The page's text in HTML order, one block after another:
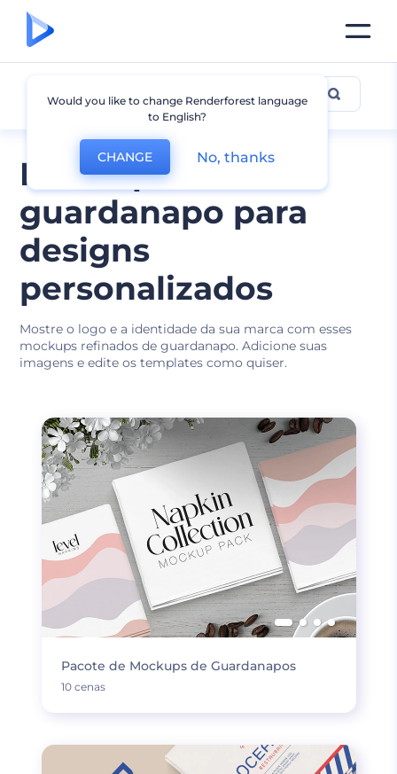
Mockups de
guardanapo para
designs
personalizados
Mostre o logo e a identidade da sua marca com esses
mockups refinados de guardanapo. Adicione suas
imagens e edite os templates como quiser.
Mockup de Guardanapo
Pacote de Mockups de Guardanapos
10 cenas
Would you like to change Renderforest language
to English?
CHANGE No, thanks